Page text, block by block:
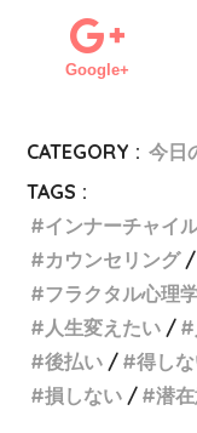
Google+
CATEGORY : 今日
TAGS :
インナーチャイ
カウンセリング
フラクタル心理
人生変えたい
後払い
得し
損しない
潜